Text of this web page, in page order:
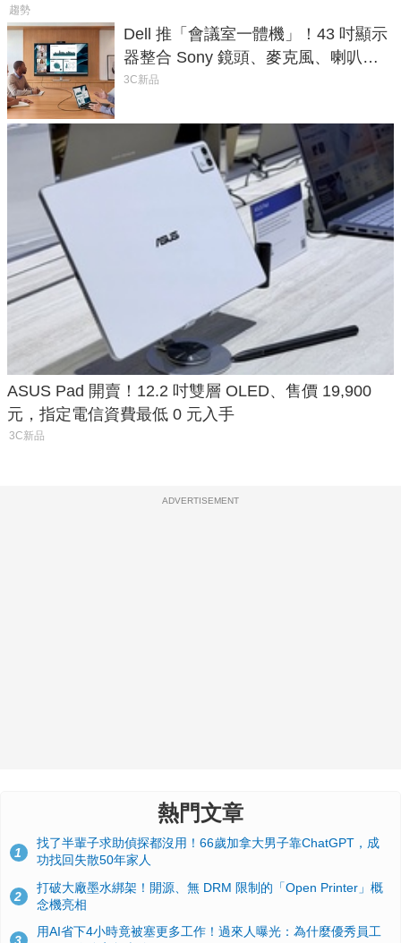
趨勢
Dell 推「會議室一體機」！43 吋顯示
器整合 Sony 鏡頭、麥克風、喇叭，
一條 USB-C 就能開會
3C新品
ASUS Pad 開賣！12.2 吋雙層 OLED、售價 19,900
元，指定電信資費最低 0 元入手
3C新品
ADVERTISEMENT
熱門文章
1
找了半輩子求助偵探都沒用！66歲加拿大男子靠ChatGPT，成
功找回失散50年家人
2
打破大廠墨水綁架！開源、無 DRM 限制的「Open Printer」概
念機亮相
用AI省下4小時竟被塞更多工作！過來人曝光：為什麼優秀員工